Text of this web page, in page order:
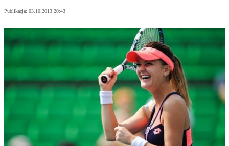
Publikacja: 03.10.2013 20:43